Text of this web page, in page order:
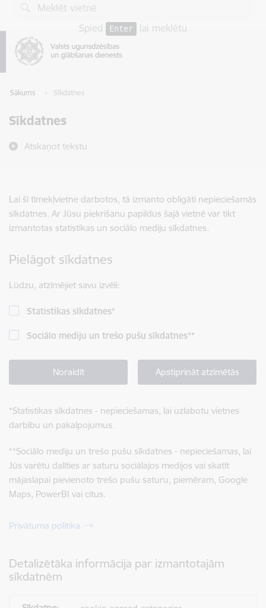
Pāriet uz lapas saturu
Spied
Enter lai meklētu
Sākums Sīkdatnes
Sīkdatnes
Atskaņot tekstu
Lai šī tīmekļvietne darbotos, tā izmanto obligāti nepieciešamās
sīkdatnes. Ar Jūsu piekrišanu papildus šajā vietnē var tikt
izmantotas statistikas un sociālo mediju sīkdatnes.
Pielāgot sīkdatnes
Lūdzu, atzīmējiet savu izvēli:
Statistikas sīkdatnes*
Sociālo mediju un trešo pušu sīkdatnes**
Noraidīt Apstiprināt atzīmētās
*Statistikas sīkdatnes - nepieciešamas, lai uzlabotu vietnes
darbību un pakalpojumus.
**Sociālo mediju un trešo pušu sīkdatnes - nepieciešamas, lai
Jūs varētu dalīties ar saturu sociālajos medijos vai skatīt
mājaslapai pievienoto trešo pušu saturu, piemēram, Google
Maps, PowerBI vai citus.
Privātuma politika
Detalizētāka informācija par izmantotajām
sīkdatnēm